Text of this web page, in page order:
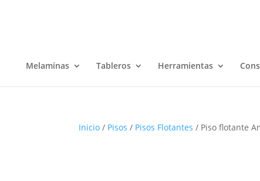
Melaminas Tableros Herramientas
Inicio / Pisos / Pisos Flotantes / Piso flotante